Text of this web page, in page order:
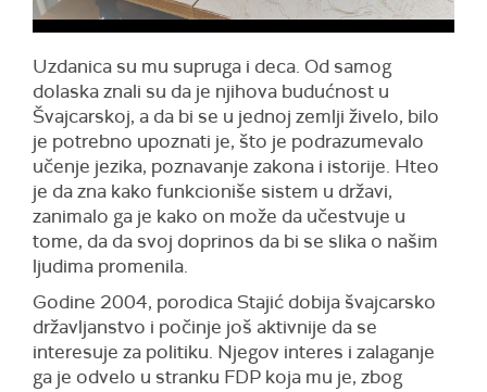
Uzdanica su mu supruga i deca. Od samog
dolaska znali su da je njihova budućnost u
Švajcarskoj, a da bi se u jednoj zemlji živelo, bilo
je potrebno upoznati je, što je podrazumevalo
učenje jezika, poznavanje zakona i istorije. Hteo
je da zna kako funkcioniše sistem u državi,
zanimalo ga je kako on može da učestvuje u
tome, da da svoj doprinos da bi se slika o našim
ljudima promenila.
Godine 2004, porodica Stajić dobija švajcarsko
državljanstvo i počinje još aktivnije da se
interesuje za politiku. Njegov interes i zalaganje
ga je odvelo u stranku FDP koja mu je, zbog